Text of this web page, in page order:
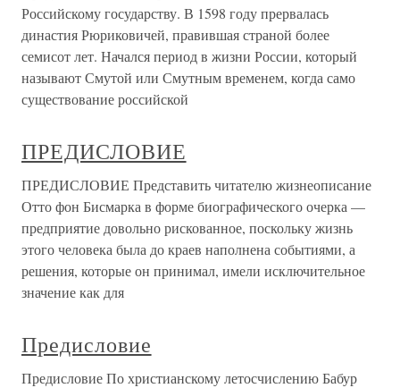
Российскому государству. В 1598 году прервалась
династия Рюриковичей, правившая страной более
семисот лет. Начался период в жизни России, который
называют Смутой или Смутным временем, когда само
существование российской
ПРЕДИСЛОВИЕ
ПРЕДИСЛОВИЕ Представить читателю жизнеописание
Отто фон Бисмарка в форме биографического очерка —
предприятие довольно рискованное, поскольку жизнь
этого человека была до краев наполнена событиями, а
решения, которые он принимал, имели исключительное
значение как для
Предисловие
Предисловие По христианскому летосчислению Бабур